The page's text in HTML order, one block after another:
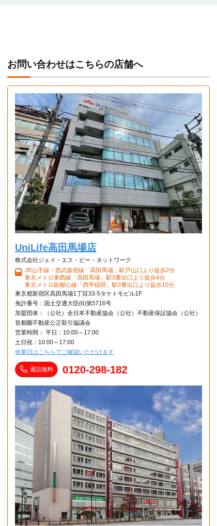
鷺ノ宮→（西武新宿線急行13分）→西武新宿
鷺ノ宮→（西武新宿線急行13分）→西武新宿
早稲田大学芸術学校
鷺ノ宮→（西武新宿線12分）→高田馬場
千駄ヶ谷日本語学校 電車
鷺ノ宮→（西武新宿線12分）→高田馬場
東京YMCA国際ホテル専門学校 電車
12分
鷺ノ宮→（西武新宿線12分）→高田馬場
日本福祉教育専門学校 電車
12分
鷺ノ宮→（西武新宿線12分）→高田馬場
Aタイプ
1K 23.3㎡〜23.3㎡
お問い合わせはこちらの店舗へ
UniLife高田馬場店
株式会社ジェイ・エス・ビー・ネットワーク
JR山手線・西武新宿線「高田馬場」駅戸山口より徒歩2分
東京メトロ東西線「高田馬場」駅3番出口より徒歩4分
東京メトロ副都心線「西早稲田」駅2番出口より徒歩10分
東京都新宿区高田馬場1丁目33-5タケトモビル1F
免許番号：国土交通大臣(6)第5716号
加盟団体：（公社）全日本不動産協会（公社）不動産保証協会（公社）
首都圏不動産公正取引協議会
営業時間： 平日：10:00～17:00
土日祝：10:00～17:00
休業日はこちらでご確認いただけます
通話無料 0120-298-182